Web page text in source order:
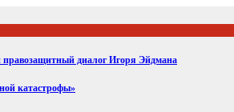
правозащитный диалог Игоря Эйдмана
катастрофы»